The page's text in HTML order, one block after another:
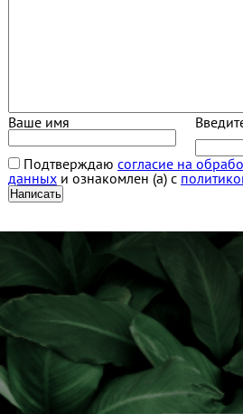
Ваше имя
Подтверждаю согласие на
данныхи ознакомлен (а) с